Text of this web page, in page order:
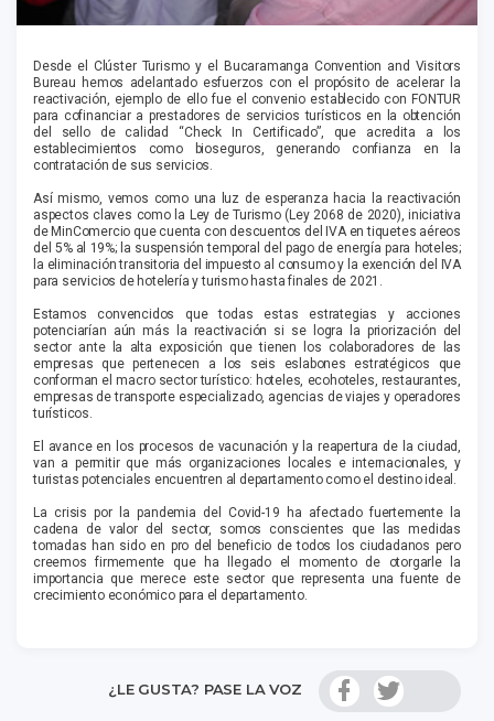
Desde el Clúster Turismo y el Bucaramanga Convention and Visitors
Bureau hemos adelantado esfuerzos con el propósito de acelerar la
reactivación, ejemplo de ello fue el convenio establecido con FONTUR
para cofinanciar a prestadores de servicios turísticos en la obtención
del sello de calidad “Check In Certificado”, que acredita a los
establecimientos como bioseguros, generando confianza en la
contratación de sus servicios.
Así mismo, vemos como una luz de esperanza hacia la reactivación
aspectos claves como la Ley de Turismo (Ley 2068 de 2020), iniciativa
de MinComercio que cuenta con descuentos del IVA en tiquetes aéreos
del 5% al 19%; la suspensión temporal del pago de energía para hoteles;
la eliminación transitoria del impuesto al consumo y la exención del IVA
para servicios de hotelería y turismo hasta finales de 2021.
Estamos convencidos que todas estas estrategias y acciones
potenciarían aún más la reactivación si se logra la priorización del
sector ante la alta exposición que tienen los colaboradores de las
empresas que pertenecen a los seis eslabones estratégicos que
conforman el macro sector turístico: hoteles, ecohoteles, restaurantes,
empresas de transporte especializado, agencias de viajes y operadores
turísticos.
El avance en los procesos de vacunación y la reapertura de la ciudad,
van a permitir que más organizaciones locales e internacionales, y
turistas potenciales encuentren al departamento como el destino ideal.
La crisis por la pandemia del Covid-19 ha afectado fuertemente la
cadena de valor del sector, somos conscientes que las medidas
tomadas han sido en pro del beneficio de todos los ciudadanos pero
creemos firmemente que ha llegado el momento de otorgarle la
importancia que merece este sector que representa una fuente de
crecimiento económico para el departamento.
¿LE GUSTA? PASE LA VOZ